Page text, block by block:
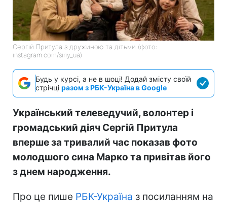
Сергій Притула з дружиною та дітьми (фото:
instagram.com/siriy_ua)
Будь у курсі, а не в шоці! Додай змісту своїй
стрічці разом з РБК-Україна в Google
Український телеведучий, волонтер і
громадський діяч Сергій Притула
вперше за тривалий час показав фото
молодшого сина Марко та привітав його
з днем народження.
Про це пише РБК-Україна з посиланням на